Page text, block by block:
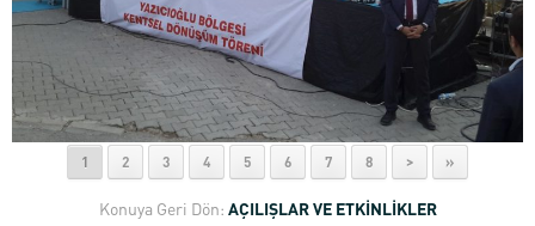
1 2 3 4 5 6 7 8 > »
Konuya Geri Dön: AÇILIŞLAR VE ETKİNLİKLER